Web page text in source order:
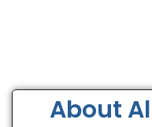
About